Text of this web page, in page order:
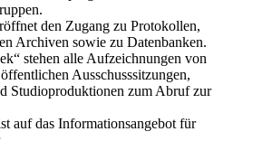
den Zugang zu Protokollen,
Archiven sowie zu Datenbanken.
stehen alle Aufzeichnungen von
Ausschusssitzungen,
Studioproduktionen zum Abruf zur
auf das Informationsangebot für